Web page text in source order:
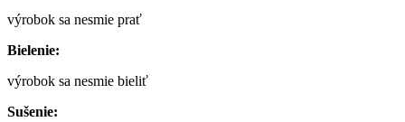
výrobok sa nesmie prať
Bielenie:
výrobok sa nesmie bieliť
Sušenie: